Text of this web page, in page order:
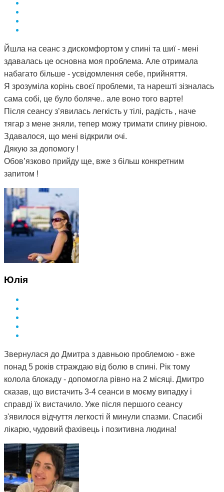
Йшла на сеанс з дискомфортом у спині та шиї - мені
здавалась це основна моя проблема. Але отримала
набагато більше - усвідомлення себе, прийняття.
Я зрозуміла корінь своєї проблеми, та нарешті зізналась
сама собі, це було боляче.. але воно того варте!
Після сеансу з’явилась легкість у тілі, радість , наче
тягар з мене зняли, тепер можу тримати спину рівною.
Здавалося, що мені відкрили очі.
Дякую за допомогу !
Обов’язково прийду ще, вже з більш конкретним
запитом !
Юлія
Звернулася до Дмитра з давньою проблемою - вже
понад 5 років страждаю від болю в спині. Рік тому
колола блокаду - допомогла рівно на 2 місяці. Дмитро
сказав, що вистачить 3-4 сеанси в моєму випадку і
справді їх вистачило. Уже після першого сеансу
з'явилося відчуття легкості й минули спазми. Спасибі
лікарю, чудовий фахівець і позитивна людина!